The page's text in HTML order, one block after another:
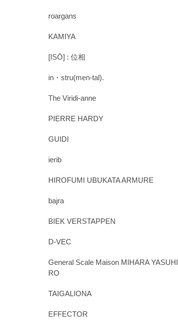
roargans
KAMIYA
[ISŌ] : 位相
in・stru(men-tal).
The Viridi-anne
PIERRE HARDY
GUIDI
ierib
HIROFUMI UBUKATA ARMURE
bajra
BIEK VERSTAPPEN
D-VEC
General Scale Maison MIHARA YASUHI
RO
TAIGALIONA
EFFECTOR